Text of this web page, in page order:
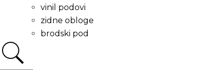
vinil podovi
zidne obloge
brodski pod